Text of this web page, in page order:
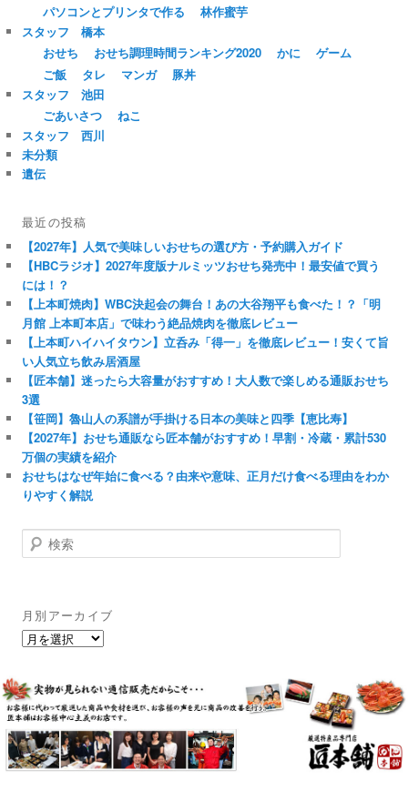
パソコンとプリンタで作る
林作蜜芋
スタッフ 橋本
おせち
おせち調理時間ランキング2020 かに
ゲーム
ご飯
タレ マンガ
豚丼
スタッフ 池田
ごあいさつ
ねこ
スタッフ 西川
未分類
遺伝
最近の投稿
【2027年】人気で美味しいおせちの選び方・予約購入ガイド
【HBCラジオ】2027年度版ナルミッツおせち発売中！最安値で買う
には！？
【上本町焼肉】WBC決起会の舞台！あの大谷翔平も食べた！？「明
月館 上本町本店」で味わう絶品焼肉を徹底レビュー
【上本町ハイハイタウン】立呑み「得一」を徹底レビュー！安くて旨
い人気立ち飲み居酒屋
【匠本舗】迷ったら大容量がおすすめ！大人数で楽しめる通販おせち
3選
【笹岡】魯山人の系譜が手掛ける日本の美味と四季【恵比寿】
【2027年】おせち通販なら匠本舗がおすすめ！早割・冷蔵・累計530
万個の実績を紹介
おせちはなぜ年始に食べる？由来や意味、正月だけ食べる理由をわか
りやすく解説
検
索
月別アーカイブ
月
ー
カ
イ
ブ